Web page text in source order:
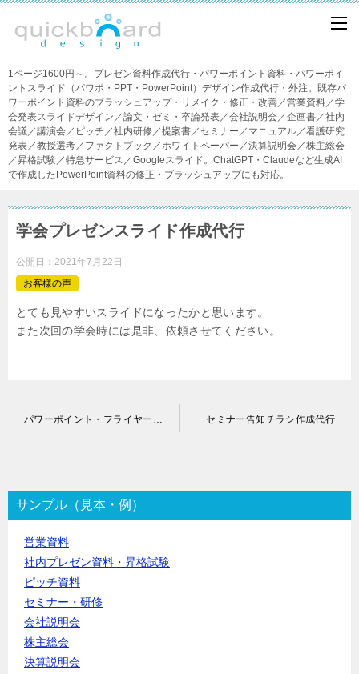
1ページ1600円～。プレゼン資料作成代行・パワーポイント資料・パワーポイ
ントスライド（パワポ・PPT・PowerPoint）デザイン作成代行・外注。既存パ
ワーポイント資料のブラッシュアップ・リメイク・修正・改善／営業資料／学
会発表スライドデザイン／論文・ゼミ・卒論発表／会社説明会／企画書／社内
会議／講演会／ピッチ／社内研修／提案書／セミナー／マニュアル／看護研究
発表／教授選考／ファクトブック／ホワイトペーパー／決算説明会／株主総会
／昇格試験／特急サービス／Googleスライド。ChatGPT・Claudeなど生成AI
で作成したPowerPoint資料の修正・ブラッシュアップにも対応。
学会プレゼンスライド作成代行
公開日： 2021年7月22日
お客様の声
とても見やすいスライドになったかと思います。
また次回の学会時には是非、依頼させてください。
ゲ
ー
シ
セミナー告知チラシ作成代行
サンプル（見本・例）
営業資料
社内プレゼン資料・昇格試験
ピッチ資料
セミナー・研修
会社説明会
株主総会
決算説明会